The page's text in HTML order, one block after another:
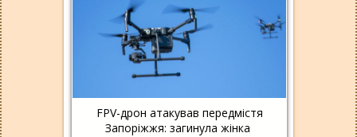
FPV-дрон атакував передмістя
Запоріжжя: загинула жінка